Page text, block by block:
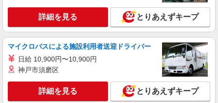
パート
アパレルの販売スタッフ
アルバイト・パート：時給1,070円〜 ※試用期
間3ヶ月は労働条件等変更無し ※経験・能力によ
り優遇します。
大分県大分市要町1番14号 JRおおいたシテ
詳細を見る
詳細を見る とりあえずキープ
マイクロバスによる施設利用者送迎ドライバー
日給 10,900円〜10,900円
神戸市須磨区
詳細を見る とりあえずキープ